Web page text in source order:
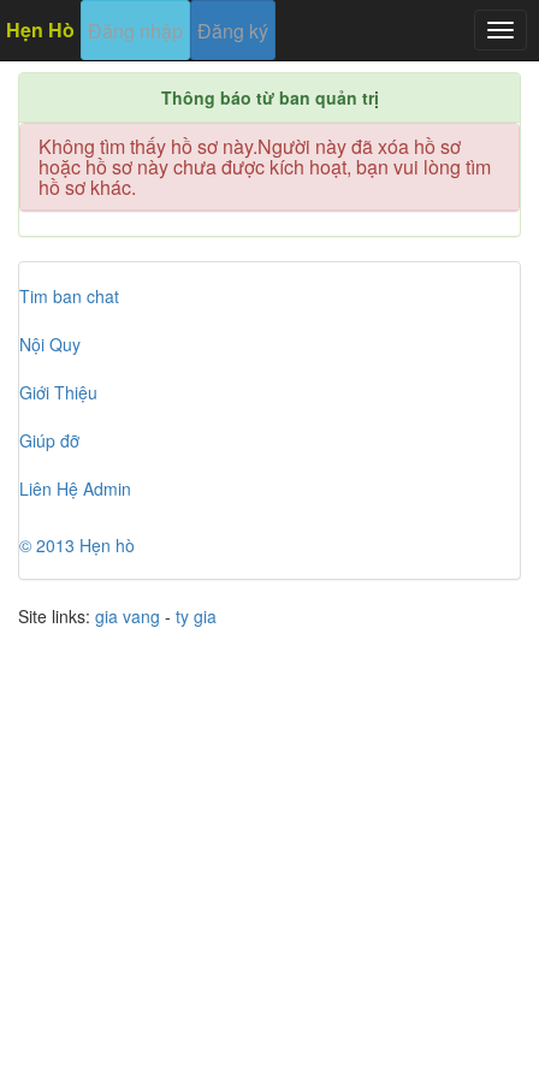
Hẹn Hò Đăng nhập Đăng ký
Thông báo từ ban quản trị
Không tìm thấy hồ sơ này.Người này đã xóa hồ sơ
hoặc hồ sơ này chưa được kích hoạt, bạn vui lòng tìm
hồ sơ khác.
Tim ban chat
Nội Quy
Giới Thiệu
Giúp đỡ
Liên Hệ Admin
© 2013 Hẹn hò
Site links: gia vang - ty gia